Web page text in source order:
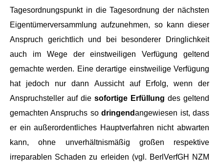
Tagesordnungspunkt in die Tagesordnung der nächsten
Eigentümerversammlung aufzunehmen, so kann dieser
Anspruch gerichtlich und bei besonderer Dringlichkeit
auch im Wege der einstweiligen Verfügung geltend
gemachte werden. Eine derartige einstweilige Verfügung
hat jedoch nur dann Aussicht auf Erfolg, wenn der
Anspruchsteller auf die sofortige Erfüllung des geltend
gemachten Anspruchs sodringendangewiesen ist, dass
er ein außerordentliches Hauptverfahren nicht abwarten
kann, ohne unverhältnismäßig großen respektive
irreparablen Schaden zu erleiden (vgl. BerlVerfGH NZM